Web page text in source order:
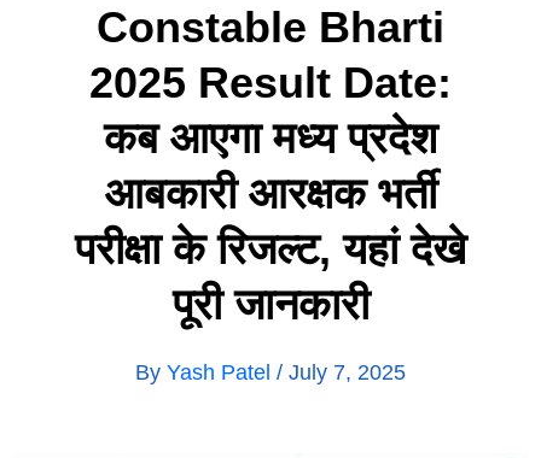
Constable Bharti
2025 Result Date:
कब आएगा मध्य प्रदेश
आबकारी आरक्षक भर्ती
परीक्षा के रिजल्ट, यहां देखे
पूरी जानकारी
By Yash Patel / July 7, 2025